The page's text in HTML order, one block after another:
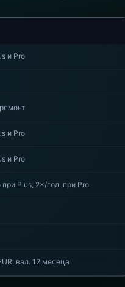
и Pro
и Pro
и Pro
при Plus; 2×/год. при Pro
вал. 12 месеца